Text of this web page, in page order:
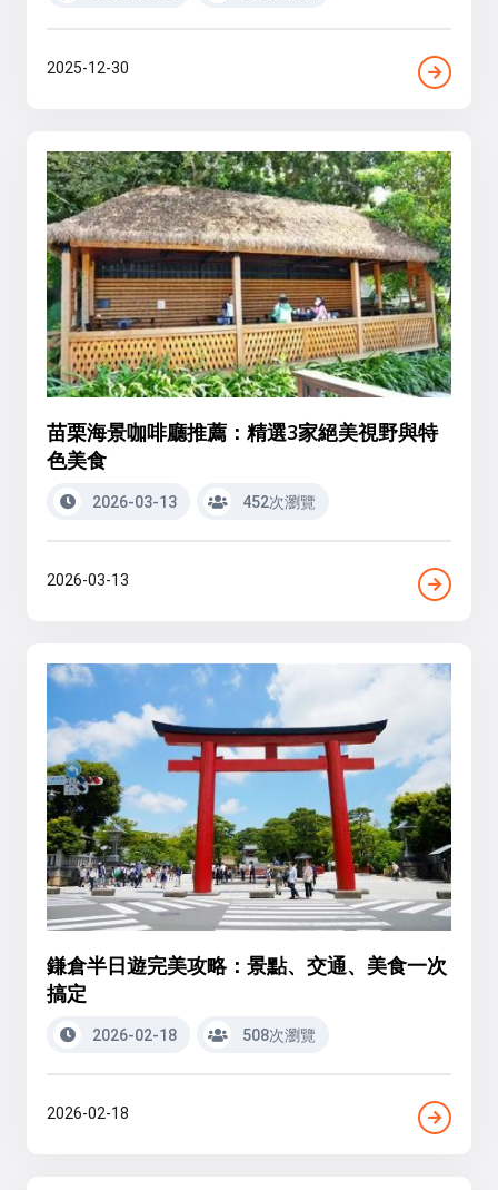
2025-12-30
苗栗海景咖啡廳推薦：精選3家絕美視野與特
色美食
2026-03-13 452次瀏覽
2026-03-13
鎌倉半日遊完美攻略：景點、交通、美食一次
搞定
2026-02-18 508次瀏覽
2026-02-18